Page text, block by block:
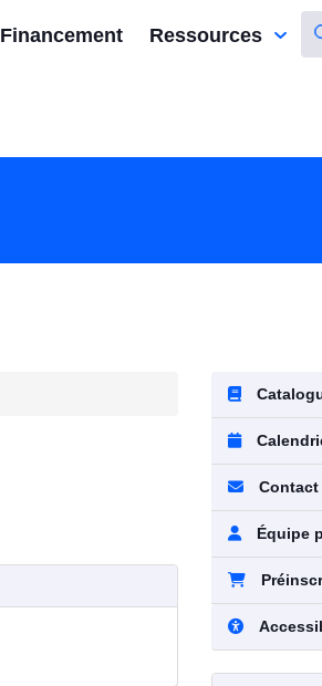
Financement Ressources
Contact
Équipe